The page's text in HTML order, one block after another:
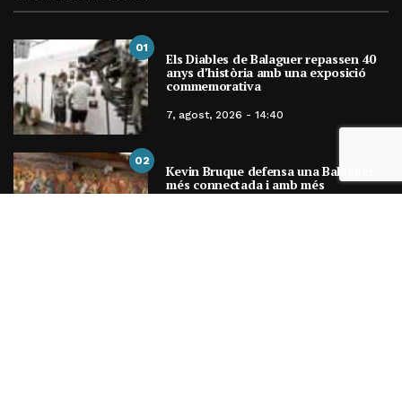
01
Els Diables de Balaguer repassen 40
anys d’història amb una exposició
commemorativa
7, agost, 2026 - 14:40
02
Kevin Bruque defensa una Balaguer
més connectada i amb més
oportunitats laborals